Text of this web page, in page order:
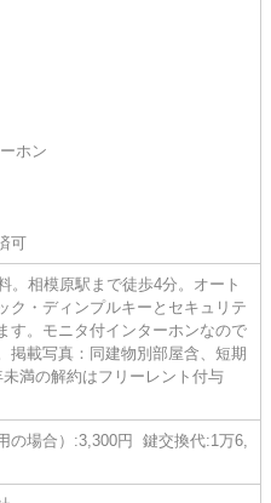
ホン
可
。相模原駅まで徒歩4分。オート
ク・ディンプルキーとセキュリテ
す。モニタ付インターホンなので
掲載写真：同建物別部屋含、短期
満の解約はフリーレント付与
の場合）:3,300円 鍵交換代:1万6,